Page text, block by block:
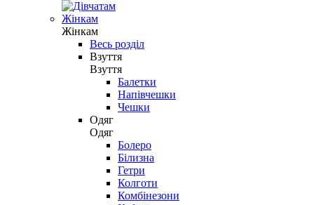
Жінкам
Жінкам
Весь розділ
Взуття
Взуття
Балетки
Напівчешки
Чешки
Одяг
Одяг
Болеро
Білизна
Гетри
Колготи
Комбінезони